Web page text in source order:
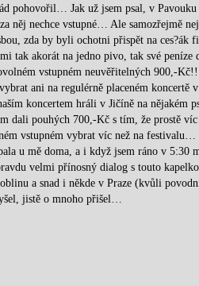
pohovořil… Jak už jsem psal, v
něj nechce vstupné… Ale samozřejmě
zda by byli ochotni přispět na
tak akorát na jedno pivo, tak své
vstupném neuvěřitelných 900,-
ani na regulérně placeném
koncertem hráli v Jičíně na nějakém
dali pouhých 700,-Kč s tím, že prostě
vstupném vybrat víc než na festivalu…
u mě doma, a i když jsem ráno v 5:30
velmi přínosný dialog s touto
a snad i někde v Praze (kvůli
jistě o mnoho přišel…